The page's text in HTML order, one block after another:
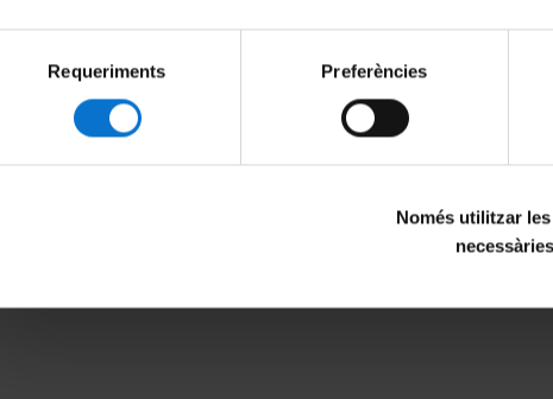
Requeriments Preferències
Només utilitzar
necessàries
- Parte 2
MENÚ PEU 1
Aviso legal